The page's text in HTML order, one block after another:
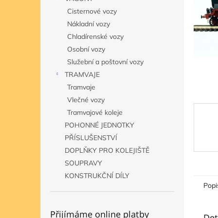
Cisternové vozy
Nákladní vozy
Chladírenské vozy
Osobní vozy
Služební a poštovní vozy
TRAMVAJE
Tramvaje
Vlečné vozy
Tramvajové koleje
POHONNÉ JEDNOTKY
PŘÍSLUŠENSTVÍ
DOPLŇKY PRO KOLEJIŠTĚ
SOUPRAVY
KONSTRUKČNÍ DÍLY
Přijímáme online platby